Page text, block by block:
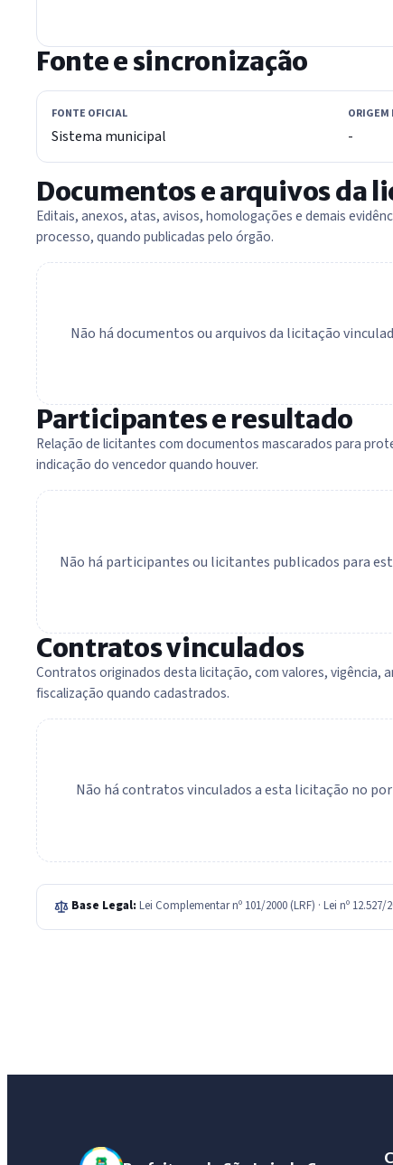
Fonte e sincronização
FONTE OFICIAL
Sistema municipal
ORIGEM
-
Documentos e arquivos da
Editais, anexos, atas, avisos, homologações e demais
processo, quando publicadas pelo órgão.
Não há documentos ou arquivos da licitação
Participantes e resultado
Relação de licitantes com documentos mascarados para
indicação do vencedor quando houver.
Não há participantes ou licitantes publicados para
Contratos vinculados
Contratos originados desta licitação, com valores, vigência,
fiscalização quando cadastrados.
Não há contratos vinculados a esta licitação no
Base Legal: Lei Complementar nº 101/2000 (LRF) · Lei nº